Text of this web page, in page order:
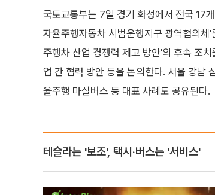
국토교통부는 7일 경기 화성에서 전국 17
자율주행자동차 시범운행지구 광역협의
주행차 산업 경쟁력 제고 방안'의 후속 조
업 간 협력 방안 등을 논의한다. 서울 강남
율주행 마실버스 등 대표 사례도 공유된다.
테슬라는 '보조', 택시·버스는 '서비스'